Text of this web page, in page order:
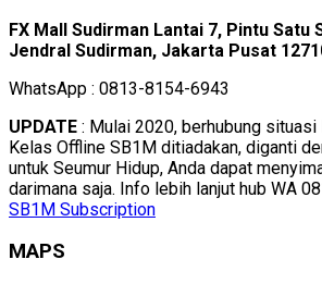
FX Mall Sudirman Lantai 7, Pintu Satu
Jendral Sudirman, Jakarta Pusat
WhatsApp : 0813-8154-6943
UPDATE : Mulai 2020, berhubung situasi
Kelas Offline SB1M ditiadakan, diganti
untuk Seumur Hidup, Anda dapat
darimana saja. Info lebih lanjut hub WA
SB1M Subscription
MAPS